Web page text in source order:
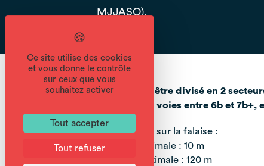
MJJASO).
Ce site peut être divisé en 2
nombreuses voies entre 6b et
Informations sur la falaise :
Hauteur minimale : 10 m
Hauteur maximale : 120 m
Ce site utilise des cookies
et vous donne le contrôle
sur ceux que vous
souhaitez activer
Tout accepter
Tout refuser